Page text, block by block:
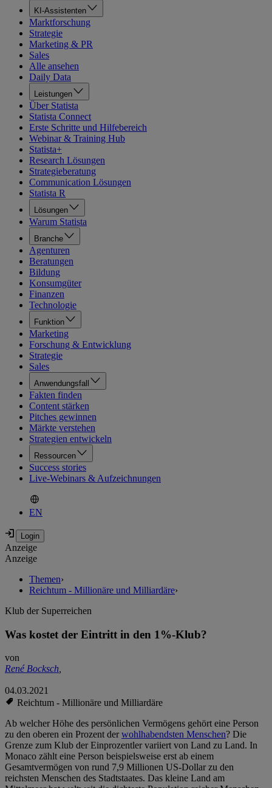
KI-Assistenten
Marktforschung
Strategie
Marketing & PR
Sales
Alle ansehen
Daily Data
Leistungen
Über Statista
Statista Connect
Erste Schritte und Hilfebereich
Webinar & Training Hub
Statista+
Research Lösungen
Strategieberatung
Communication Lösungen
Statista R
Lösungen
Warum Statista
Branche
Agenturen
Beratungen
Bildung
Konsumgüter
Finanzen
Technologie
Funktion
Marketing
Forschung & Entwicklung
Strategie
Sales
Anwendungsfall
Fakten finden
Content stärken
Pitches gewinnen
Märkte verstehen
Strategien entwickeln
Ressourcen
Success stories
Live-Webinars & Aufzeichnungen
EN
Anzeige
Anzeige
Themen›
Reichtum - Millionäre und Milliardäre›
Klub der Superreichen
Was kostet der Eintritt in den 1%-Klub?
von
René Bocksch,
04.03.2021
Reichtum - Millionäre und Milliardäre
Ab welcher Höhe des persönlichen Vermögens gehört eine Person
zu den oberen ein Prozent derwohlhabendsten Menschen? Die
Grenze zum Klub der Einprozentler variiert von Land zu Land. In
Monaco zählt eine Person beispielsweise erst ab einem
Gesamtvermögen von rund 7,9 Millionen US-Dollar zu den
reichsten Menschen des Stadtstaates. Das kleine Land am